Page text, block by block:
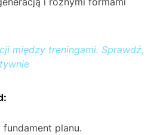
między treningami. Sprawdź,
fundament planu.